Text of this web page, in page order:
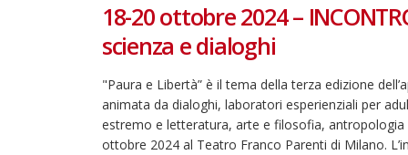
18-20 ottobre 2024 –
scienza e dialoghi
"Paura e Libertà” è il tema della terza edizione
animata da dialoghi, laboratori esperienziali per
estremo e letteratura, arte e filosofia, antropologia
ottobre 2024 al Teatro Franco Parenti di Milano.